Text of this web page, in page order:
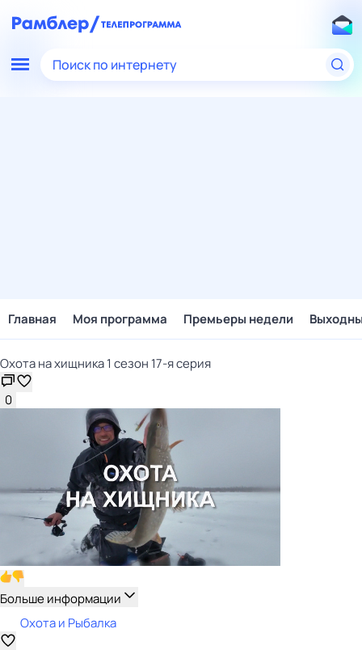
Поиск по интернету
Главная Моя программа Премьеры недели
Охота на хищника 1 сезон 17-я серия
0
Больше информации
Охота и Рыбалка